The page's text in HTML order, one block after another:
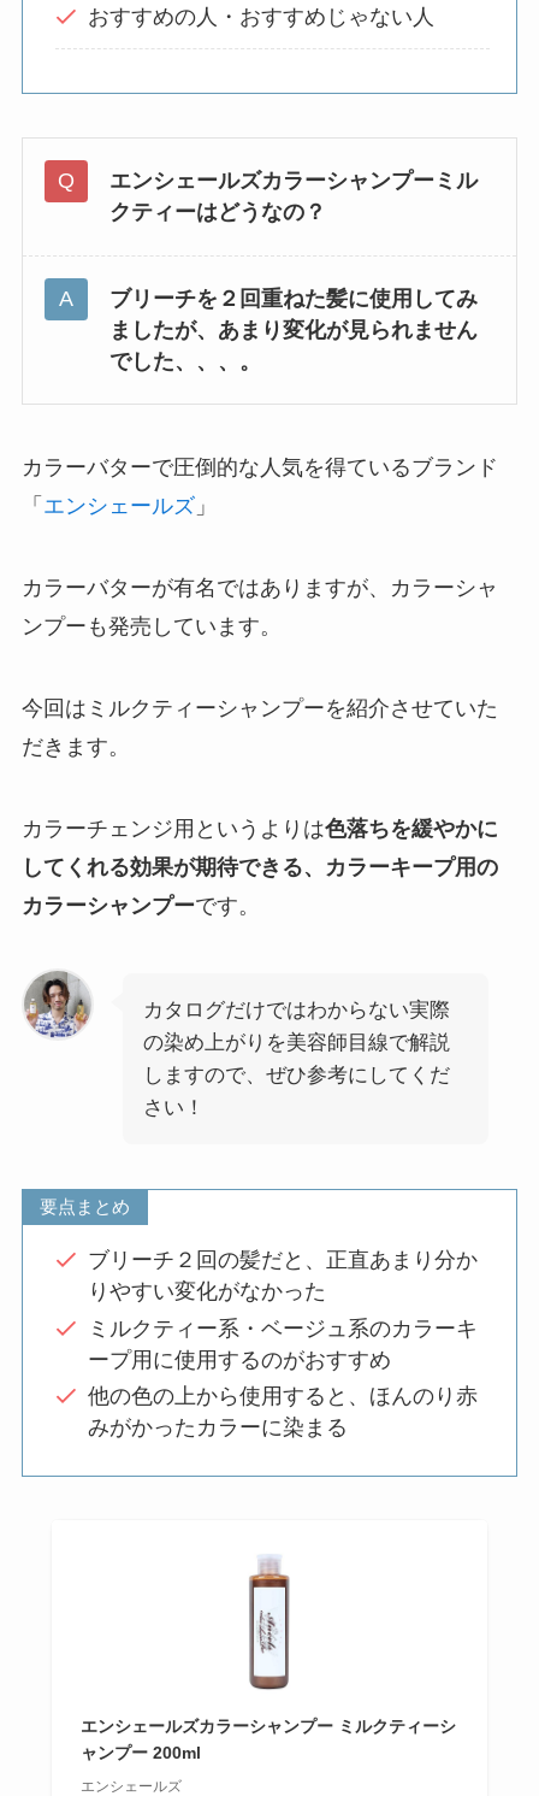
おすすめの人・おすすめじゃない人
エンシェールズカラーシャンプーミル
クティーはどうなの？
ブリーチを２回重ねた髪に使用してみ
ましたが、あまり変化が見られません
でした、、、。
カラーバターで圧倒的な人気を得ているブランド
「 エンシェールズ」
カラーバターが有名ではありますが、カラーシャ
ンプーも発売しています。
今回はミルクティーシャンプーを紹介させていた
だきます。
カラーチェンジ用というよりは色落ちを緩やかに
してくれる効果が期待できる、カラーキープ用の
カラーシャンプーです。
カタログだけではわからない実際
の染め上がりを美容師目線で解説
しますので、ぜひ参考にしてくだ
さい！
要点まとめ
ブリーチ２回の髪だと、正直あまり分か
りやすい変化がなかった
ミルクティー系・ベージュ系のカラーキ
ープ用に使用するのがおすすめ
他の色の上から使用すると、ほんのり赤
みがかったカラーに染まる
エンシェールズカラーシャンプー ミルクティーシ
ャンプー 200ml
エンシェールズ